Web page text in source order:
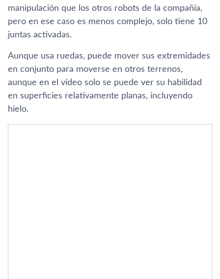
manipulación que los otros robots de la compañí­a,
pero en ese caso es menos complejo, solo tiene 10
juntas activadas.
Aunque usa ruedas, puede mover sus extremidades
en conjunto para moverse en otros terrenos,
aunque en el ví­deo solo se puede ver su habilidad
en superficies relativamente planas, incluyendo
hielo.